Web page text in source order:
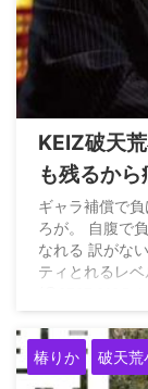
KEIZ破天
も残るから
万負けて
ギャラ補償で
ろが。 自腹で
なれる 訳がな
ティとれるレ
椿りか 破天荒